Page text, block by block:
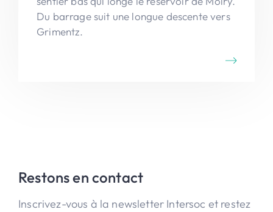
Du barrage suit une longue descente vers
Grimentz.
Restons en contact
Inscrivez-vous à la newsletter Intersoc et restez